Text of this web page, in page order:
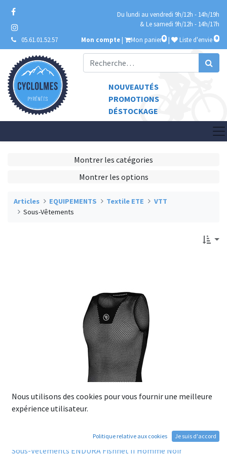
Du lundi au vendredi 9h/12h - 14h/19h
& Le samedi 9h/12h - 14h/17h
05.61.01.52.57
Mon compte | Mon panier 0 | Liste d'envie 0
NOUVEAUTÉS
PROMOTIONS
DÉSTOCKAGE
Montrer les catégories
Montrer les options
Articles EQUIPEMENTS Textile ETE
VTT
Sous-Vêtements
Sous-Vêtements ENDURA Fishnet II Homme Noir
Nous utilisons des cookies pour vous fournir une meilleure
expérience utilisateur.
Politique relative aux cookies Je suis d'accord